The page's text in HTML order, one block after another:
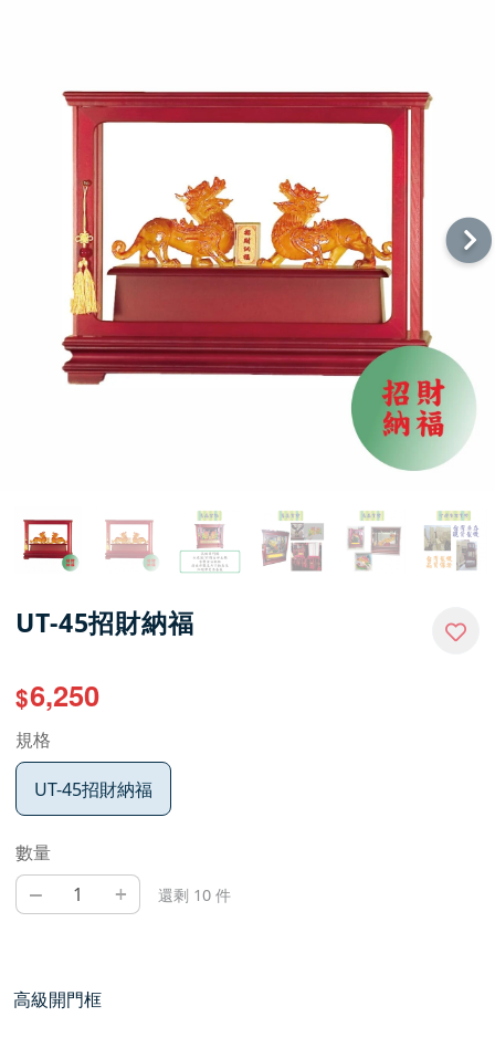
UT-45招財納福
$6,250
規格
UT-45招財納福
數量
– + 還剩 10 件
高級開門框